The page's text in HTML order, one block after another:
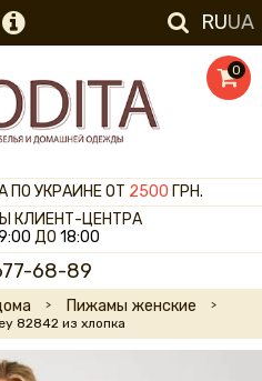
RUUA
0
ПО УКРАИНЕ ОТ 2500 ГРН.
КЛИЕНТ-ЦЕНТРА
ДО 18:00
68-89
Пижамы женские
82842 из хлопка